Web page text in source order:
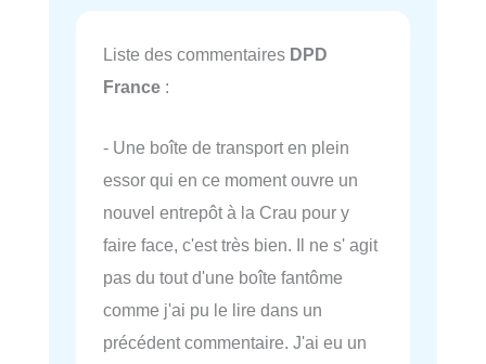
Liste des commentaires DPD
France :
- Une boîte de transport en plein
essor qui en ce moment ouvre un
nouvel entrepôt à la Crau pour y
faire face, c'est très bien. Il ne s' agit
pas du tout d'une boîte fantôme
comme j'ai pu le lire dans un
précédent commentaire. J'ai eu un